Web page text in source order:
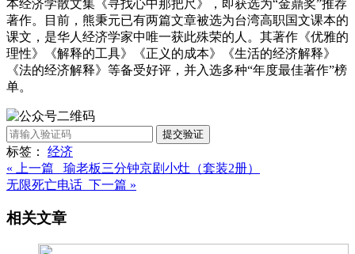
本经济学散文集《寻找心中那把尺》，即获选为“金鼎奖”推荐
著作。目前，熊秉元已有两篇文章被选为台湾高职国文课本的
课文，是华人经济学家中唯一获此殊荣的人。其著作《优雅的
理性》《解释的工具》《正义的成本》《生活的经济解释》
《法的经济解释》等备受好评，并入选多种“年度最佳著作”榜
单。
提交验证
标签：
经济
« 上一篇 瑜老板三分钟京剧小灶（套装2册）
无限死亡电话 下一篇 »
相关文章